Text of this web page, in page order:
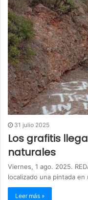
31 julio 2025
Los grafitis
naturales
Viernes, 1 ago. 2025.
localizado una pintada
Leer más »